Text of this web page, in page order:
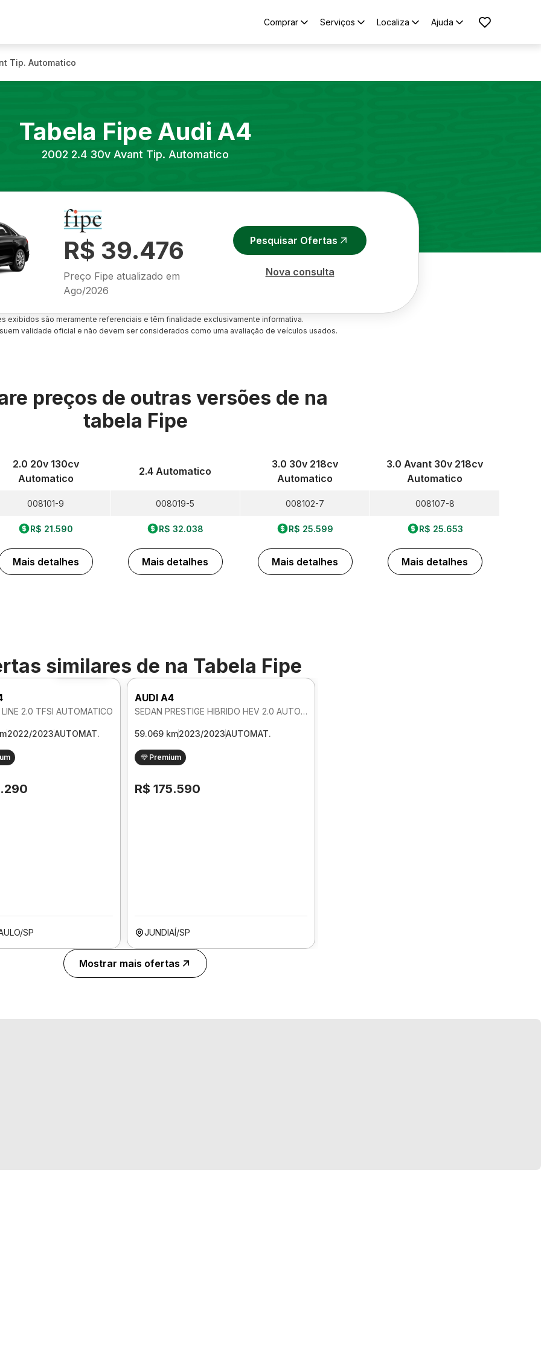
Comprar Serviços Localiza Ajuda
Tip. Automatico
Tabela Fipe Audi A4
2002 2.4 30v Avant Tip. Automatico
R$ 39.476
Preço Fipe atualizado em
Ago/2026
Pesquisar Ofertas
Nova consulta
exibidos são meramente referenciais e têm finalidade exclusivamente informativa.
validade oficial e não devem ser considerados como uma avaliação de veículos usados.
preços de outras versões de na
tabela Fipe
2.0 20v 130cv
Automatico
008101-9
R$ 21.590
Mais detalhes
2.4 Automatico
008019-5
R$ 32.038
Mais detalhes
3.0 30v 218cv
Automatico
008102-7
R$ 25.599
Mais detalhes
3.0 Avant 30v 218cv
Automatico
008107-8
R$ 25.653
Mais detalhes
similares de na Tabela Fipe
Foto 360º
2.0 TFSI AUTOMATICO
2022/2023AUTOMAT.
SP
AUDI A4
SEDAN PRESTIGE HIBRIDO HEV 2.0 AUTOMATICO
59.069 km2023/2023AUTOMAT.
Premium
R$ 175.590
JUNDIAÍ/SP
Mostrar mais ofertas